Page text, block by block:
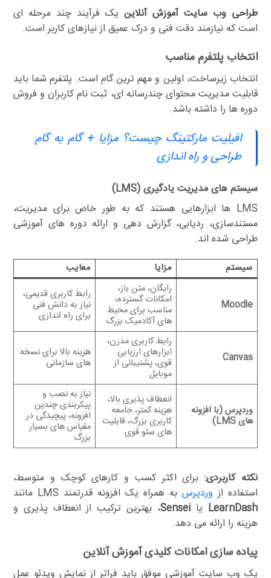
طراحی وب سایت آموزش آنلاین یک فرآیند چند مرحله ای
است که نیازمند دقت فنی و درک عمیق از نیازهای کاربر است.
انتخاب پلتفرم مناسب
انتخاب زیرساخت، اولین و مهم ترین گام است. پلتفرم شما باید
قابلیت مدیریت محتوای چندرسانه ای، ثبت نام کاربران و فروش
دوره ها را داشته باشد.
افیلیت مارکتینگ چیست؟ مزایا + گام به گام
طراحی و راه اندازی
سیستم های مدیریت یادگیری (LMS)
LMS ها ابزارهایی هستند که به طور خاص برای مدیریت،
مستندسازی، ردیابی، گزارش دهی و ارائه دوره های آموزشی
طراحی شده اند.
سیستم مزایا معایب
Moodle
رایگان، متن باز،
امکانات گسترده،
مناسب برای محیط
های آکادمیک بزرگ
رابط کاربری قدیمی،
نیاز به دانش فنی
برای راه اندازی
Canvas
رابط کاربری مدرن،
ابزارهای ارزیابی
قوی، پشتیبانی از
موبایل
هزینه بالا برای نسخه
های سازمانی
وردپرس (با افزونه
های LMS)
انعطاف پذیری بالا،
هزینه کمتر، جامعه
کاربری بزرگ، قابلیت
های سئو قوی
نیاز به نصب و
پیکربندی چندین
افزونه، پیچیدگی در
مقیاس های بسیار
بزرگ
نکته کاربردی:برای اکثر کسب و کارهای کوچک و متوسط،
استفاده از وردپرس به همراه یک افزونه قدرتمند LMS مانند
LearnDash یا Sensei، بهترین ترکیب از انعطاف پذیری و
هزینه را ارائه می دهد.
پیاده سازی امکانات کلیدی آموزش آنلاین
یک وب سایت آموزشی موفق باید فراتر از نمایش ویدئو عمل